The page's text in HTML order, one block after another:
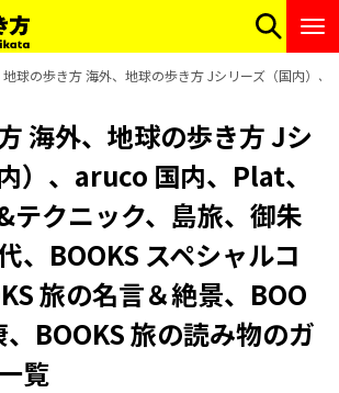
地球の歩き方 海外、地球の歩き方 Jシリーズ（国内）
海外、地球の歩き方 Jシ
）、aruco 国内、Plat、
テクニック、島旅、御朱
、BOOKS スペシャルコ
旅の名言＆絶景、BOO
、BOOKS 旅の読み物のガ
覧